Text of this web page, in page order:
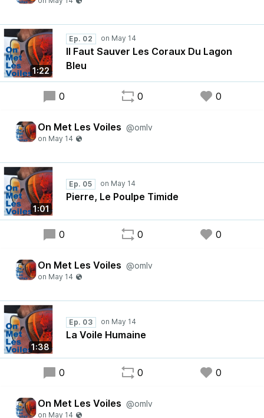
1:22
Ep. 02
Il Faut Sauver Les Coraux Du Lagon
Bleu
0 0 0
On Met Les Voiles @omlv
1:01
Ep. 05
Pierre, Le Poulpe Timide
0 0 0
On Met Les Voiles @omlv
1:38
Ep. 03
La Voile Humaine
0 0 0
On Met Les Voiles @omlv